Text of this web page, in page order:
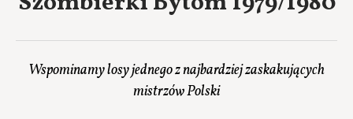
Wspominamy losy jednego z najbardziej zaskakujących
mistrzów Polski